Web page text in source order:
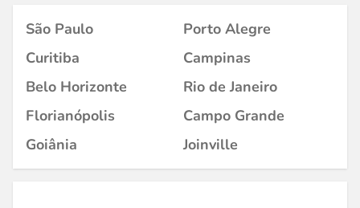
São Paulo
Porto Alegre
Curitiba
Campinas
Belo Horizonte
Rio de Janeiro
Florianópolis
Campo Grande
Goiânia
Joinville